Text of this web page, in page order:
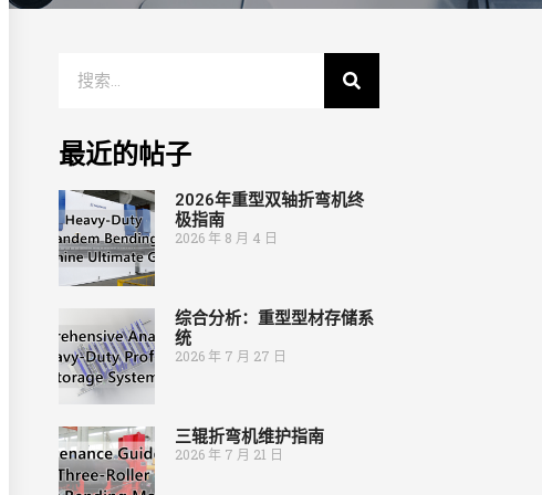
最近的帖子
2026年重型双轴折弯机终
极指南
2026 年 8 月 4 日
综合分析：重型型材存储系
统
2026 年 7 月 27 日
三辊折弯机维护指南
2026 年 7 月 21 日